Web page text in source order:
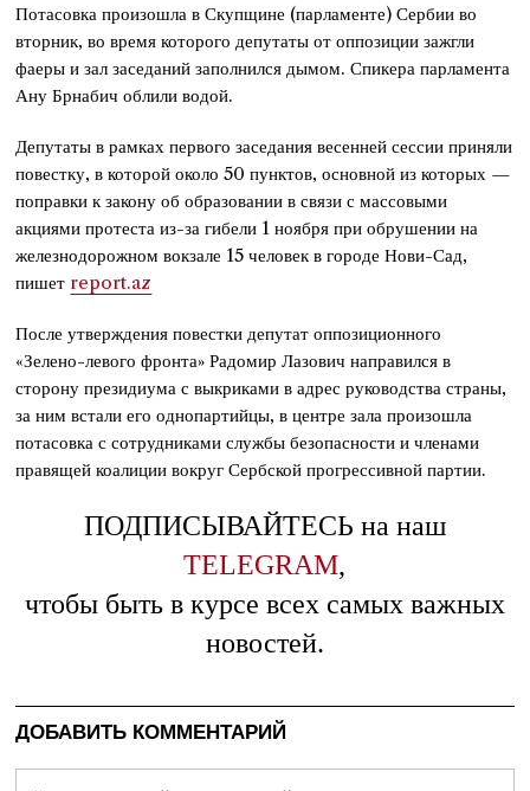
Потасовка произошла в Скупщине (парламенте) Сербии во
вторник, во время которого депутаты от оппозиции зажгли
фаеры и зал заседаний заполнился дымом. Спикера парламента
Ану Брнабич облили водой.
Депутаты в рамках первого заседания весенней сессии приняли
повестку, в которой около 50 пунктов, основной из которых —
поправки к закону об образовании в связи с массовыми
акциями протеста из-за гибели 1 ноября при обрушении на
железнодорожном вокзале 15 человек в городе Нови-Сад,
пишет report.az
После утверждения повестки депутат оппозиционного
«Зелено-левого фронта» Радомир Лазович направился в
сторону президиума с выкриками в адрес руководства страны,
за ним встали его однопартийцы, в центре зала произошла
потасовка с сотрудниками службы безопасности и членами
правящей коалиции вокруг Сербской прогрессивной партии.
ПОДПИСЫВАЙТЕСЬ на наш
TELEGRAM,
чтобы быть в курсе всех самых важных
новостей.
ДОБАВИТЬ КОММЕНТАРИЙ